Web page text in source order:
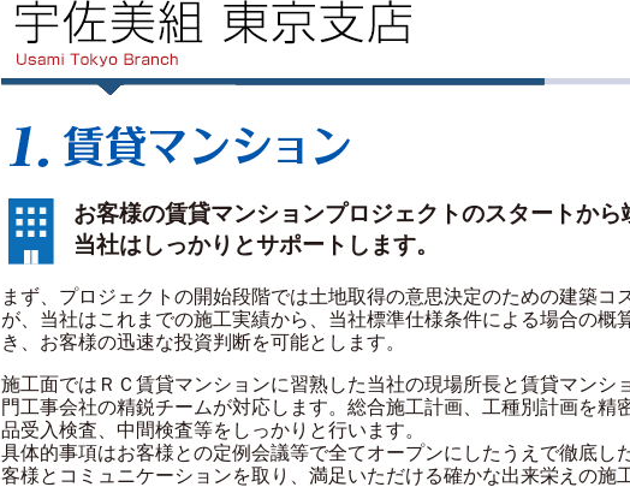
お客様の賃貸マンションプロジェクトのスタートか
当社はしっかりとサポートします。
まず、プロジェクトの開始段階では土地取得の意思決定のための建築コ
が、当社はこれまでの施工実績から、当社標準仕様条件による場合の概
き、お客様の迅速な投資判断を可能とします。
施工面ではＲＣ賃貸マンションに習熟した当社の現場所長と賃貸マンシ
門工事会社の精鋭チームが対応します。総合施工計画、工種別計画を精
品受入検査、中間検査等をしっかりと行います。
具体的事項はお客様との定例会議等で全てオープンにしたうえで徹底し
客様とコミュニケーションを取り、満足いただける確かな出来栄えの施